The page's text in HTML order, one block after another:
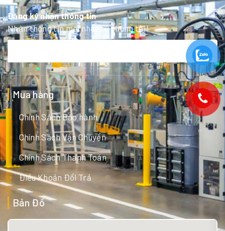
Đăng ký nhận thông tin
Nhận thông tin mới nhất từ chúng tôi!
Mua hàng
Chính Sách Bảo hành
Chính Sách Vận Chuyển
Chính Sách Thanh Toán
Điều Khoản Đổi Trả
Bản Đồ